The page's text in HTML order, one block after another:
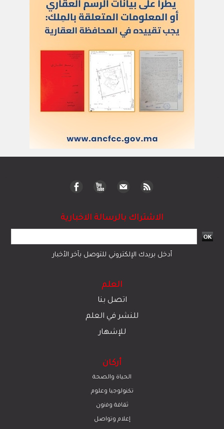
الاشتراك بالرسالة الاخبارية
أدخل بريدك الإلكتروني للتوصل بآخر الأخبار
العلم
اتصل بنا
للنشر في العلم
للإشهار
أركان
الحياة والصحة
تكنولوجيا وعلوم
ﺛﻘﺎﻓﺔ وﻓﻧون
إعلام وتواصل